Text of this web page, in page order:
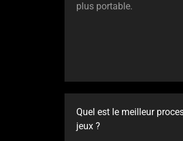
plus portable.
Quel est le meilleur
jeux ?